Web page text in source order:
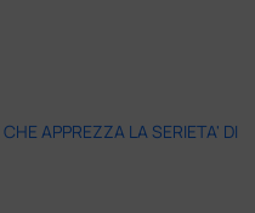
APPREZZA LA SERIETA' DI